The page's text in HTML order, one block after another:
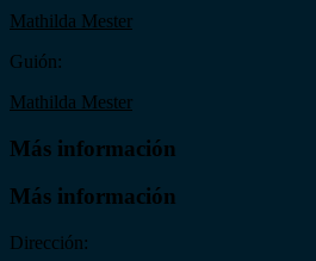
Mathilda Mester
Guión:
Mathilda Mester
Más información
Más información
Dirección: